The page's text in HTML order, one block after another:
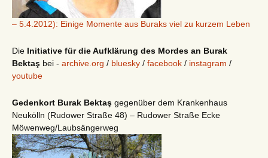
– 5.4.2012): Einige Momente aus Buraks viel zu kurzem Leben
Die Initiative für die Aufklärung des Mordes an Burak
Bektaş bei - archive.org / bluesky / facebook / instagram /
youtube
Gedenkort Burak Bektaş gegenüber dem Krankenhaus
Neukölln (Rudower Straße 48) – Rudower Straße Ecke
Möwenweg/Laubsängerweg